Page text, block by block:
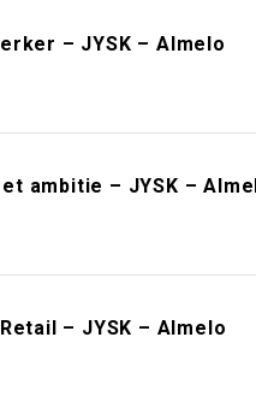
– JYSK – Almelo
ambitie – JYSK –
– JYSK – Almelo